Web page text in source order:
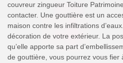
couvreur zingueur Toiture
contacter. Une gouttière est un
maison contre les infiltrations
décoration de votre extérieur. La
qu’elle apporte sa part
de gouttière, vous pourrez vous fier